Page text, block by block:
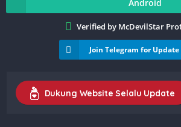
Android
Verified by McDevilStar
Join Telegram for Update
Dukung Website Selalu Update